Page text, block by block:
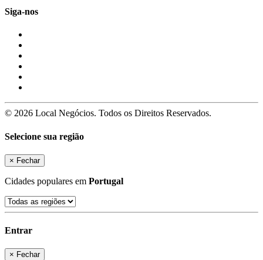
Siga-nos
© 2026 Local Negócios. Todos os Direitos Reservados.
Selecione sua região
× Fechar
Cidades populares em Portugal
Entrar
× Fechar